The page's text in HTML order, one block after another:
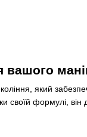
вашого
який
своїй формулі, він